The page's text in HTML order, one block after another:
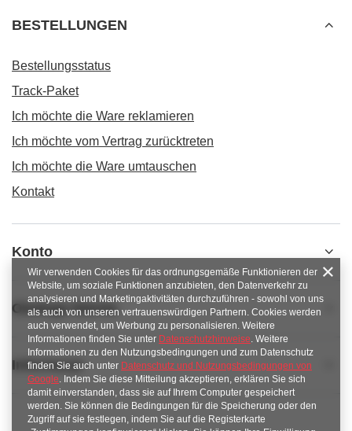
BESTELLUNGEN
Bestellungsstatus
Track-Paket
Ich möchte die Ware reklamieren
Ich möchte vom Vertrag zurücktreten
Ich möchte die Ware umtauschen
Kontakt
Konto
Obsługa klienta
Informacje
Wir verwenden Cookies für das ordnungsgemäße Funktionieren der
Website, um soziale Funktionen anzubieten, den Datenverkehr zu
analysieren und Marketingaktivitäten durchzuführen - sowohl von uns
als auch von unseren vertrauenswürdigen Partnern. Cookies werden
auch verwendet, um Werbung zu personalisieren. Weitere
Informationen finden Sie unter Datenschutzhinweise. Weitere
Informationen zu den Nutzungsbedingungen und zum Datenschutz
finden Sie auch unter Datenschutz und Nutzungsbedingungen von
Google. Indem Sie diese Mitteilung akzeptieren, erklären Sie sich
damit einverstanden, dass sie auf Ihrem Computer gespeichert
werden. Sie können die Bedingungen für die Speicherung oder den
Zugriff auf sie festlegen, indem Sie auf die Registerkarte